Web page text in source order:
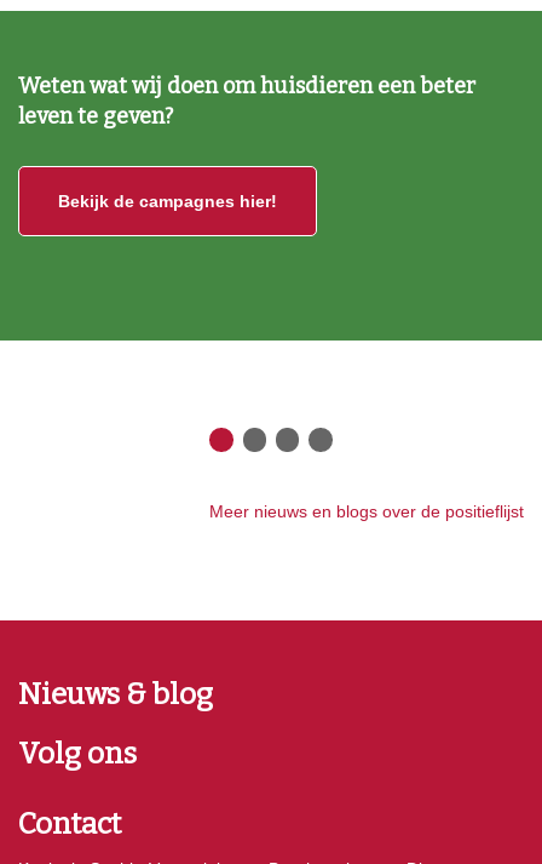
Weten wat wij doen om huisdieren een beter
leven te geven?
Bekijk de campagnes hier!
Meer nieuws en blogs over de positieflijst
Nieuws & blog
Volg ons
Contact